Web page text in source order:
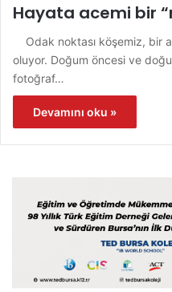
Hayata acemi bir
Odak noktası köşemiz, bir
oluyor. Doğum öncesi ve
fotoğraf…
Devamını oku »